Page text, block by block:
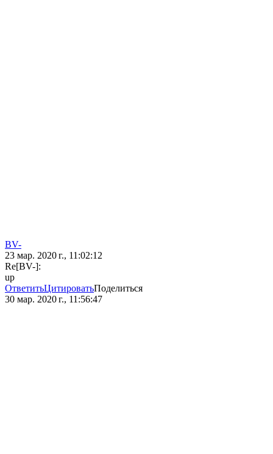
BV-
23 мар. 2020 г., 11:02:12
Re[BV-]:
up
ОтветитьЦитироватьПоделиться
30 мар. 2020 г., 11:56:47